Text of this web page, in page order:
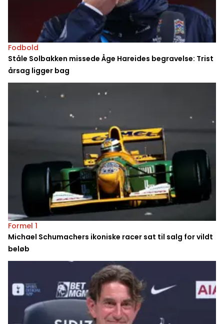
Fodbold
Ståle Solbakken missede Åge Hareides begravelse: Trist
årsag ligger bag
Formel 1
Michael Schumachers ikoniske racer sat til salg for vildt
beløb